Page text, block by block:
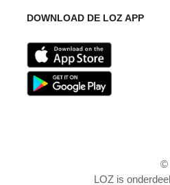
DOWNLOAD DE LOZ APP
©
LOZ is